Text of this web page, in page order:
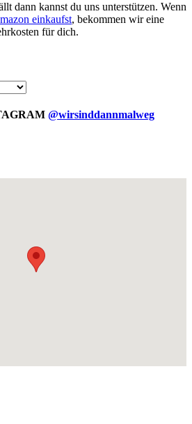
dann kannst du uns unterstützen. Wenn
einkaufst, bekommen wir eine
für dich.
@wirsinddannmalweg